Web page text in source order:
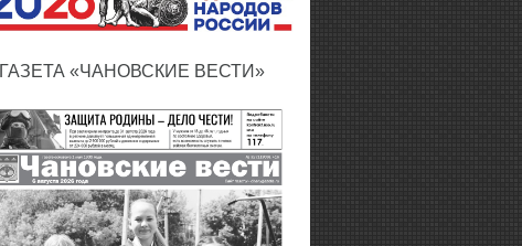
ГАЗЕТА «ЧАНОВСКИЕ ВЕСТИ»